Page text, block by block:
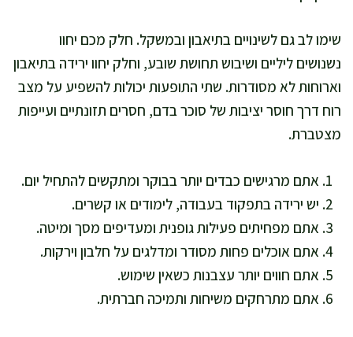
שימו לב גם לשינויים בתיאבון ובמשקל. חלק מכם יחוו
נשנושים ליליים ושיבוש תחושת שובע, וחלק יחוו ירידה בתיאבון
וארוחות לא מסודרות. שתי התופעות יכולות להשפיע על מצב
רוח דרך חוסר יציבות של סוכר בדם, חסרים תזונתיים ועייפות
מצטברת.
אתם מרגישים כבדים יותר בבוקר ומתקשים להתחיל יום.
יש ירידה בתפקוד בעבודה, לימודים או קשרים.
אתם מפחיתים פעילות גופנית ומעדיפים מסך ומיטה.
אתם אוכלים פחות מסודר ומדלגים על חלבון וירקות.
אתם חווים יותר עצבנות כשאין שימוש.
אתם מתרחקים משיחות ותמיכה חברתית.